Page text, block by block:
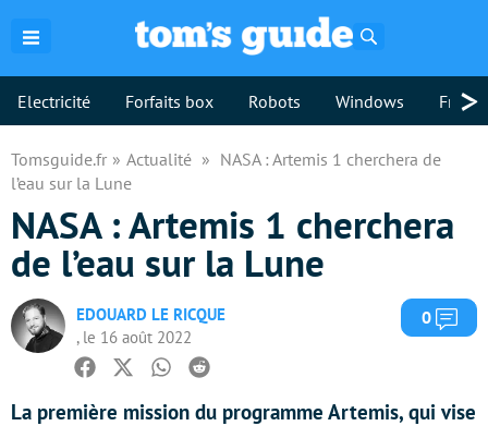
Electricité Forfaits box Robots Windows >
Tomsguide.fr Actualité
NASA : Artemis 1 cherchera de
l’eau sur la Lune
NASA : Artemis 1 cherchera
de l’eau sur la Lune
EDOUARD LE RICQUE
, le 16 août 2022
0
Facebook
TwitterWhatsapp
Reddit
La première mission du programme Artemis, qui vise